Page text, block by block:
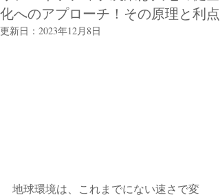
化へのアプローチ！その原理と利点
更新日： 2023年12月8日
地球環境は、これまでにない速さで変